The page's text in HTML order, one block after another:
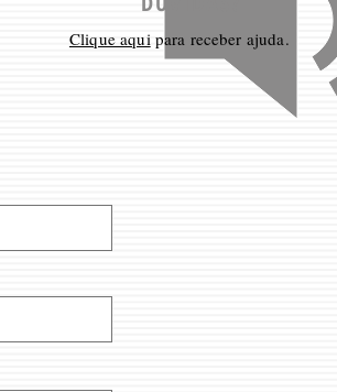
Clique aquipara receber ajuda.